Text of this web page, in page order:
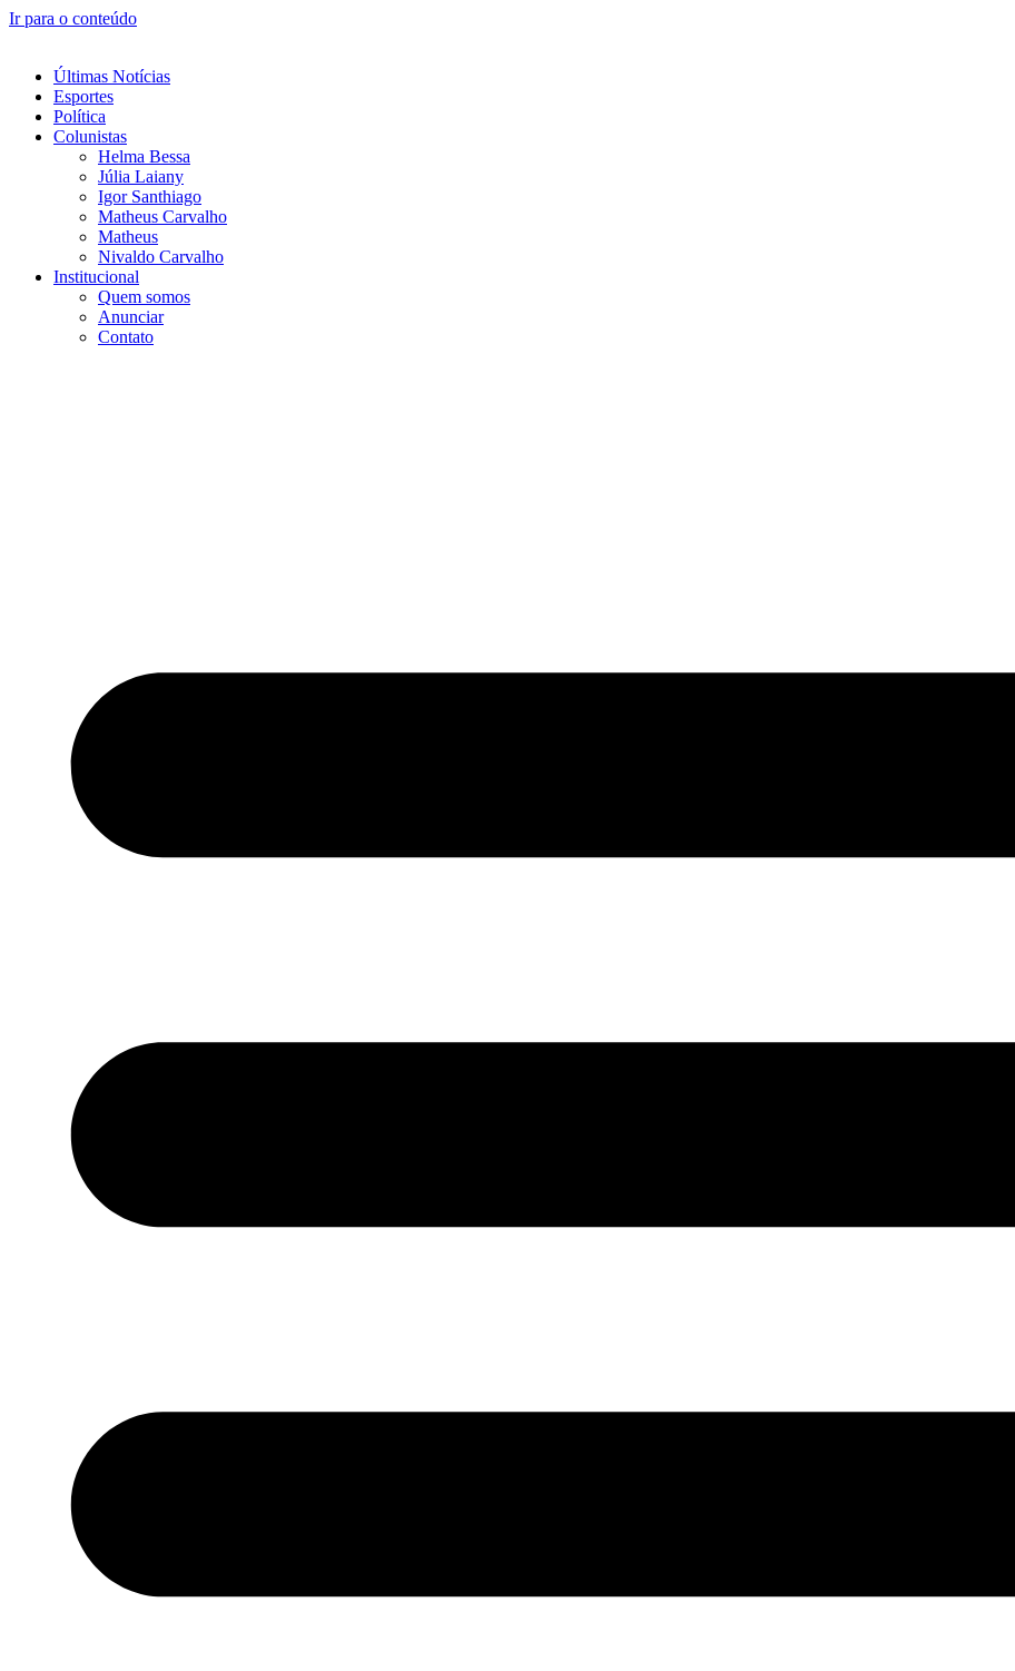
Ir para o conteúdo
Últimas Notícias
Esportes
Política
Colunistas
Helma Bessa
Júlia Laiany
Igor Santhiago
Matheus Carvalho
Matheus
Nivaldo Carvalho
Institucional
Quem somos
Anunciar
Contato